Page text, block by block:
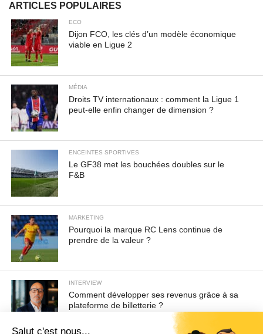
ARTICLES POPULAIRES
ECO
Dijon FCO, les clés d’un modèle économique
viable en Ligue 2
MÉDIA
Droits TV internationaux : comment la Ligue 1
peut-elle enfin changer de dimension ?
ENCEINTES SPORTIVES
Le GF38 met les bouchées doubles sur le
F&B
MARKETING
Pourquoi la marque RC Lens continue de
prendre de la valeur ?
INTERVIEW
Comment développer ses revenus grâce à sa
plateforme de billetterie ?